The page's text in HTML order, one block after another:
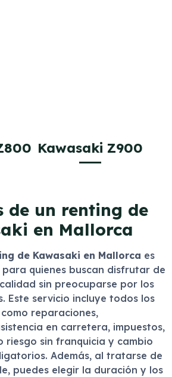
Kawasaki Z900
de un renting de
en Mallorca
de Kawasaki en Mallorca es
quienes buscan disfrutar de
sin preocuparse por los
Este servicio incluye todos los
reparaciones,
en carretera, impuestos,
riesgo sin franquicia y cambio
Además, al tratarse de
puedes elegir la duración y los